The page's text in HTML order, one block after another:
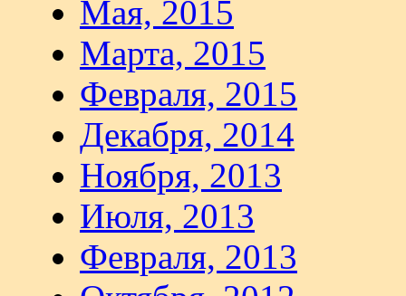
Мая, 2015
Марта, 2015
Февраля, 2015
Декабря, 2014
Ноября, 2013
Июля, 2013
Февраля, 2013